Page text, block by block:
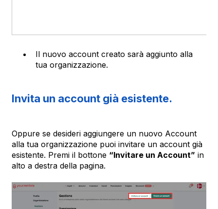
Il nuovo account creato sarà aggiunto alla
tua organizzazione.
Invita un account già esistente.
Oppure se desideri aggiungere un nuovo Account
alla tua organizzazione puoi invitare un account già
esistente. Premi il bottone “Invitare un Account” in
alto a destra della pagina.